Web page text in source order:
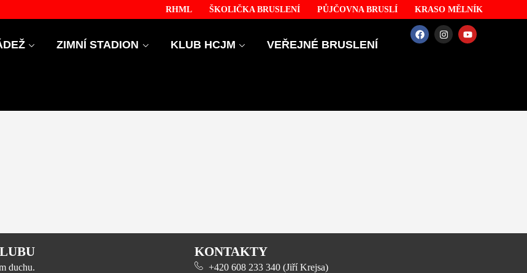
RHML ŠKOLIČKA BRUSLENÍ PŮJČOVNA BRUSLÍ KRASO MĚLNÍK
ZIMNÍ STADION KLUB HCJM VEŘEJNÉ BRUSLENÍ
duchu.
KONTAKTY
+420 608 233 340 (Jiří Krejsa)